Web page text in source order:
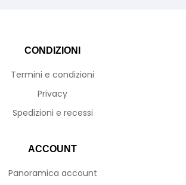
CONDIZIONI
Termini e condizioni
Privacy
Spedizioni e recessi
ACCOUNT
Panoramica account